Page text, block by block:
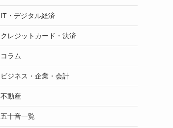
IT・デジタル経済
クレジットカード・決済
コラム
ビジネス・企業・会計
不動産
五十音一覧